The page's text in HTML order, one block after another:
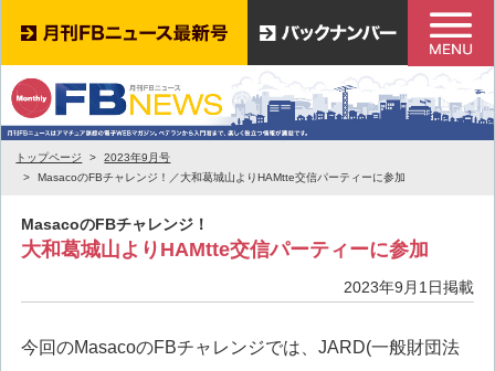
トップページ
2023年9月号
MasacoのFBチャレンジ！／大和葛城山よりHAMtte交信パーティーに参加
MasacoのFBチャレンジ！
大和葛城山よりHAMtte交信パーティーに参加
2023年9月1日掲載
今回のMasacoのFBチャレンジでは、JARD(一般財団法